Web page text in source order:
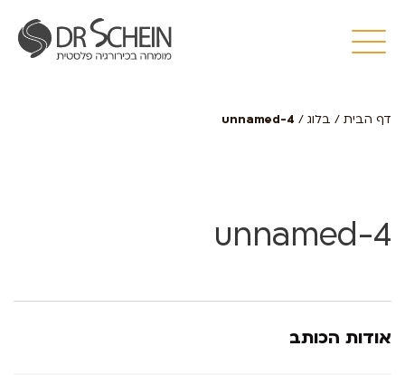
דף הבית / בלוג /
unnamed-4
unnamed-4
אודות הכותב